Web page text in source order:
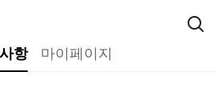
항 마이페이지